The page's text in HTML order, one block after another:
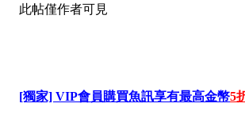
此帖僅作者可見
[獨家] VIP會員購買魚訊享有最高金幣5